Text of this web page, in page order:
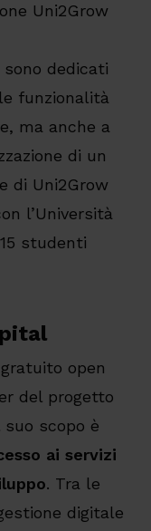
Uni2Grow
dedicati
funzionalità
ma anche a
di un
di Uni2Grow
l’Università
studenti
open
del progetto
suo scopo è
ai servizi
. Tra le
digitale